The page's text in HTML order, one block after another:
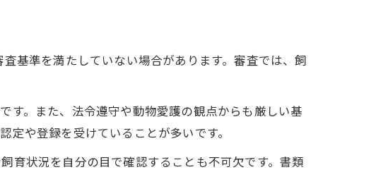
基準を満たしていない場合があります。審査では、飼
す。また、法令遵守や動物愛護の観点からも厳しい基
や登録を受けていることが多いです。
育状況を自分の目で確認することも不可欠です。書類